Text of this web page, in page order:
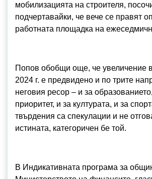
мобилизацията на строителя,
подчертавайки, че вече се правят
работната площадка на
Попов обобщи още, че увеличение
2024 г. е предвидено и по трите
неговия ресор – и за
приоритет, и за културата, и за
твърдения са спекулации и не
истината, категоричен бе той.
В Индикативната програма за